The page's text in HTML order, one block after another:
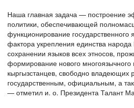
Наша главная задача — построение
политики, обеспечивающей
функционирование государственного
фактора укрепления единства народа
сохранении языков всех этносов,
формирование нового многоязычного
кыргызстанцев, свободно владеющих
государственным, официальным, а
— отметил и. о. Президента Талант